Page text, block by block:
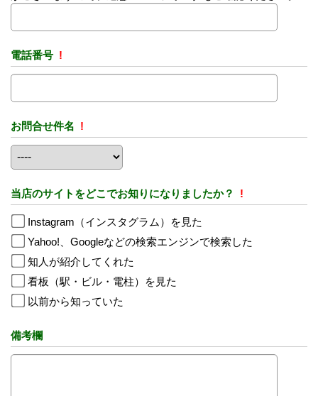
電話番号 !
お問合せ件名 !
当店のサイトをどこでお知りになりましたか？ !
Instagram（インスタグラム）を見た
Yahoo!、Googleなどの検索エンジンで検索した
知人が紹介してくれた
看板（駅・ビル・電柱）を見た
以前から知っていた
備考欄